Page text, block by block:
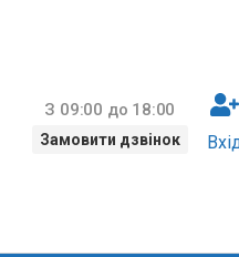
З 09:00 до 18:00
Замовити дзвінок